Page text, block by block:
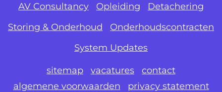
AV Consultancy Opleiding
Detachering
Storing & Onderhoud
Onderhoudscontracten
System Updates
sitemap vacatures
contact
algemene voorwaarden
privacy statement